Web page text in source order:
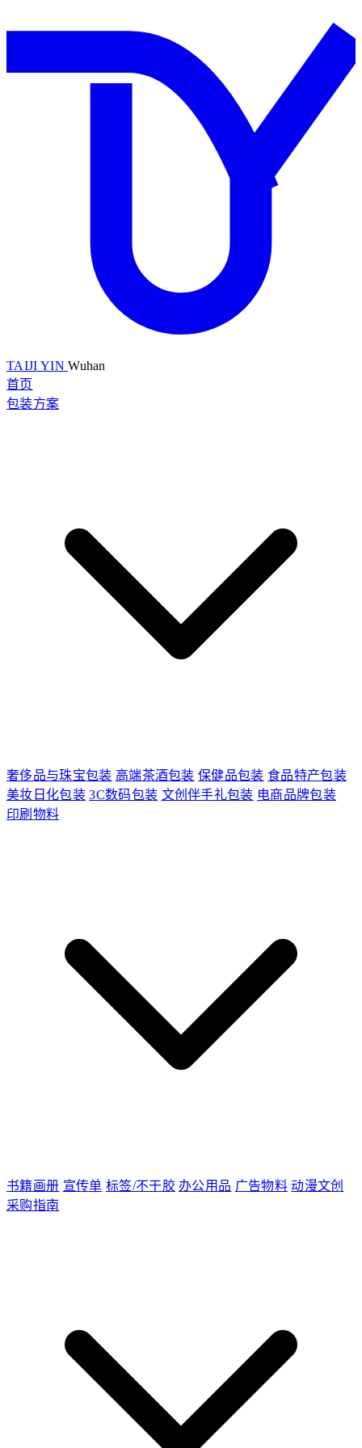
TAIJI YIN Wuhan
首页
包装方案
奢侈品与珠宝包装 高端茶酒包装 保健品包装 食品特产包装
美妆日化包装 3C数码包装 文创伴手礼包装 电商品牌包装
印刷物料
书籍画册 宣传单 标签/不干胶 办公用品 广告物料 动漫文创
采购指南